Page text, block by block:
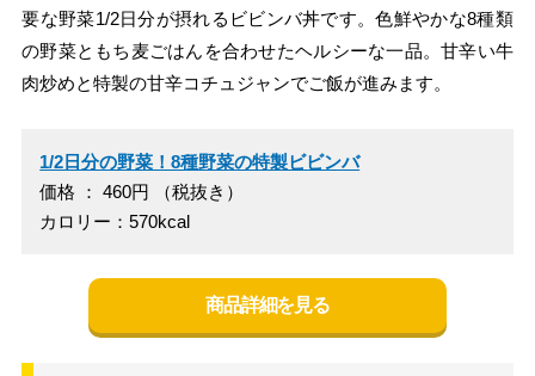
要な野菜1/2日分が摂れるビビンバ丼です。色鮮やかな8種類
の野菜ともち麦ごはんを合わせたヘルシーな一品。甘辛い牛
肉炒めと特製の甘辛コチュジャンでご飯が進みます。
1/2日分の野菜！8種野菜の特製ビビンバ
価格 ： 460円 （税抜き）
カロリー：570kcal
商品詳細を見る